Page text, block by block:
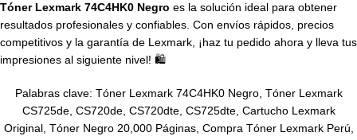
Tóner Lexmark 74C4HK0 Negro es la solución ideal para obtener
resultados profesionales y confiables. Con envíos rápidos, precios
competitivos y la garantía de Lexmark, ¡haz tu pedido ahora y lleva tus
impresiones al siguiente nivel! 🛍️
Palabras clave: Tóner Lexmark 74C4HK0 Negro, Tóner Lexmark
CS725de, CS720de, CS720dte, CS725dte, Cartucho Lexmark
Original, Tóner Negro 20,000 Páginas, Compra Tóner Lexmark Perú,